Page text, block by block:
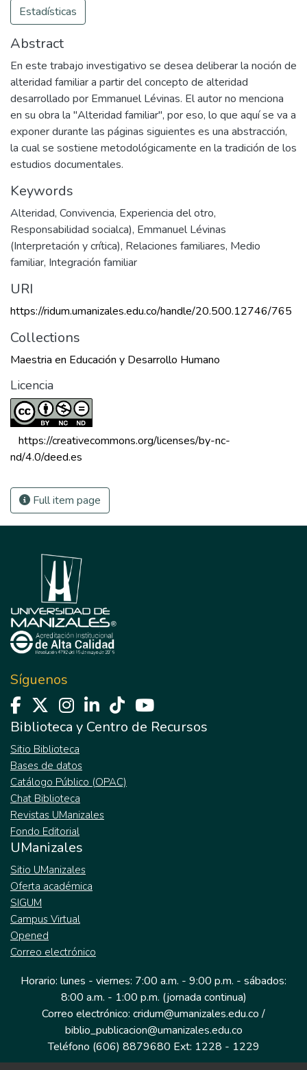
Estadísticas
Abstract
En este trabajo investigativo se desea deliberar la noción de
alteridad familiar a partir del concepto de alteridad
desarrollado por Emmanuel Lévinas. El autor no menciona
en su obra la "Alteridad familiar", por eso, lo que aquí se va a
exponer durante las páginas siguientes es una abstracción,
la cual se sostiene metodológicamente en la tradición de los
estudios documentales.
Keywords
Alteridad, Convivencia, Experiencia del otro,
Responsabilidad socialca), Emmanuel Lévinas
(Interpretación y crítica), Relaciones familiares, Medio
familiar, Integración familiar
URI
https://ridum.umanizales.edu.co/handle/20.500.12746/765
Collections
Maestria en Educación y Desarrollo Humano
Licencia
https://creativecommons.org/licenses/by-nc-
nd/4.0/deed.es
Full item page
Síguenos
Biblioteca y Centro de Recursos
Sitio Biblioteca
Bases de datos
Catálogo Público (OPAC)
Chat Biblioteca
Revistas UManizales
Fondo Editorial
UManizales
Sitio UManizales
Oferta académica
SIGUM
Campus Virtual
Opened
Correo electrónico
Horario: lunes - viernes: 7:00 a.m. - 9:00 p.m. - sábados:
8:00 a.m. - 1:00 p.m. (jornada continua)
Correo electrónico: cridum@umanizales.edu.co /
biblio_publicacion@umanizales.edu.co
Teléfono (606) 8879680 Ext: 1228 - 1229